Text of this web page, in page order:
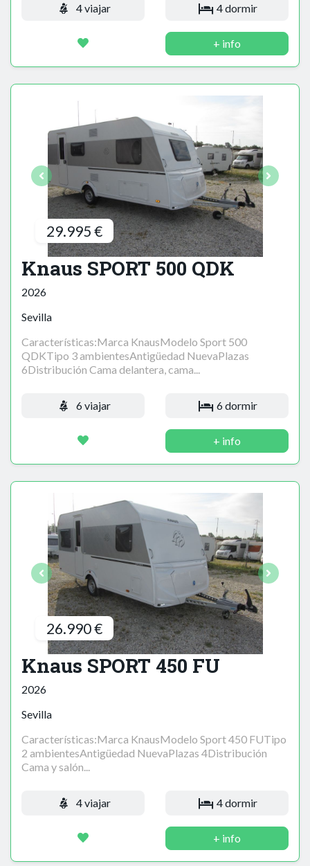
4 viajar 4 dormir
+ info
29.995 €
Knaus SPORT 500 QDK
2026
Sevilla
Características:Marca KnausModelo Sport 500
QDKTipo 3 ambientesAntigüedad NuevaPlazas
6Distribución Cama delantera, cama...
6 viajar 6 dormir
+ info
26.990 €
Knaus SPORT 450 FU
2026
Sevilla
Características:Marca KnausModelo Sport 450 FUTipo
2 ambientesAntigüedad NuevaPlazas 4Distribución
Cama y salón...
4 viajar 4 dormir
+ info